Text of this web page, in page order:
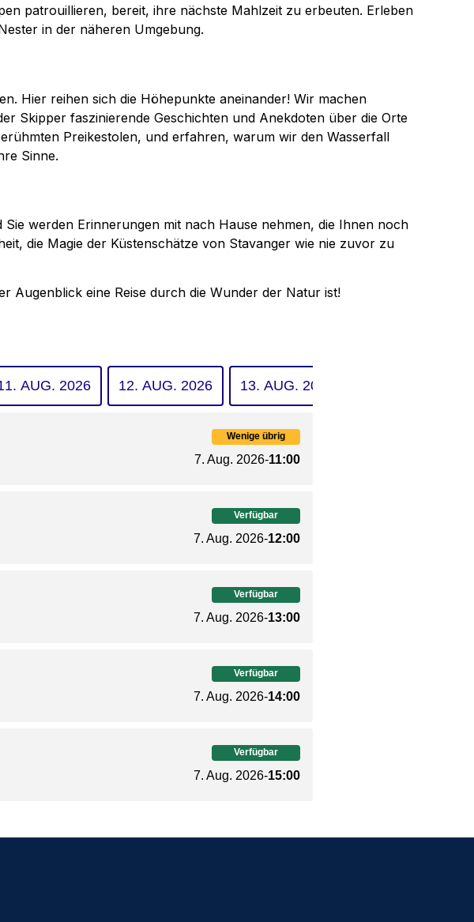
patrouillieren, bereit, ihre nächste Mahlzeit zu erbeuten. Erleben
in der näheren Umgebung.
Hier reihen sich die Höhepunkte aneinander! Wir machen
Skipper faszinierende Geschichten und Anekdoten über die Orte
Preikestolen, und erfahren, warum wir den Wasserfall
Sinne.
werden Erinnerungen mit nach Hause nehmen, die Ihnen noch
die Magie der Küstenschätze von Stavanger wie nie zuvor zu
Augenblick eine Reise durch die Wunder der Natur ist!